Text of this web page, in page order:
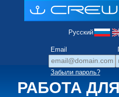
Русский
Email
Забыли пароль?
РАБОТА